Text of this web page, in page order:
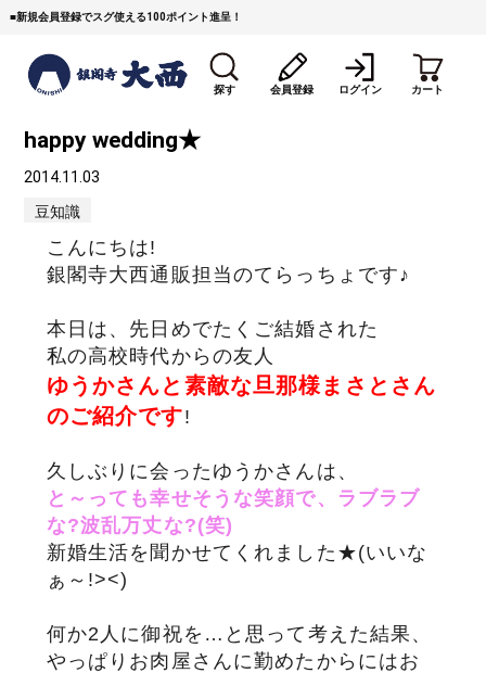
■新規会員登録でスグ使える100ポイント進呈！
探す
しゃぶしゃぶ コマ切れミンチ
焼豚など（豚肉の加工
品）
タレ類 村沢牛
サステナブル・和牛
（熟）
千代幻豚
会員登録 ログイン カート
happy wedding★
2014.11.03
豆知識
こんにちは!
銀閣寺大西通販担当のてらっちょです♪
本日は、先日めでたくご結婚された
私の高校時代からの友人
ゆうかさんと素敵な旦那様まさとさん
のご紹介です!
久しぶりに会ったゆうかさんは、
と～っても幸せそうな笑顔で、ラブラブ
な?波乱万丈な?(笑)
新婚生活を聞かせてくれました★(いいな
ぁ～!><)
何か2人に御祝を…と思って考えた結果、
やっぱりお肉屋さんに勤めたからにはお